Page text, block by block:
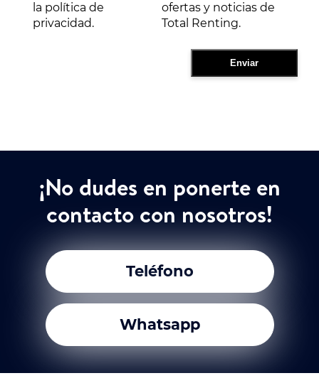
la política de
privacidad.
ofertas y noticias de
Total Renting.
¡No dudes en ponerte en
contacto con nosotros!
Teléfono
Whatsapp